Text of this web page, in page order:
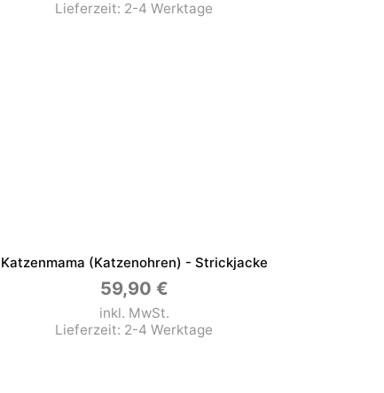
Lieferzeit: 2-4 Werktage
Katzenmama (Katzenohren) - Strickjacke
59,90 €
inkl. MwSt.
Lieferzeit: 2-4 Werktage